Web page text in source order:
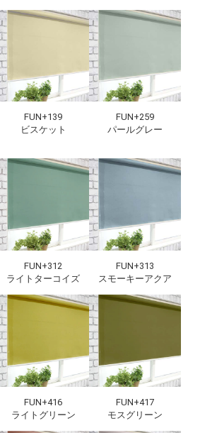
FUN+139
ビスケット
FUN+259
パールグレー
FUN+312
ライトターコイズ
FUN+313
スモーキーアクア
FUN+416
ライトグリーン
FUN+417
モスグリーン